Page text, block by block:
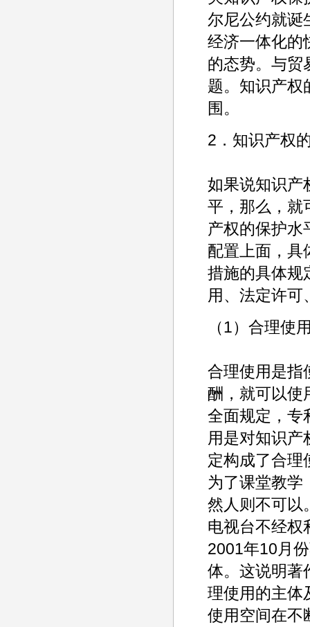
尔尼公约就诞
经济一体化的
的态势。与贸
题。知识产权
围。
2．知识产权
如果说知识产
平，那么，就
产权的保护水
配置上面，具
措施的具体规
用、法定许可
（1）合理使
合理使用是指
酬，就可以使
全面规定，专
用是对知识产
定构成了合理
为了课堂教学
然人则不可以
电视台不经权
2001年10月
体。这说明著
理使用的主体
使用空间在不